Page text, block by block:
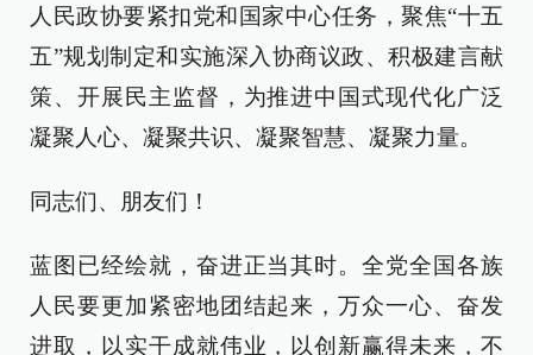
人民政协要紧扣党和国家中心任务，聚焦“十五
五”规划制定和实施深入协商议政、积极建言献
策、开展民主监督，为推进中国式现代化广泛
凝聚人心、凝聚共识、凝聚智慧、凝聚力量。
同志们、朋友们！
蓝图已经绘就，奋进正当其时。全党全国各族
人民要更加紧密地团结起来，万众一心、奋发
进取，以实干成就伟业，以创新赢得未来，不